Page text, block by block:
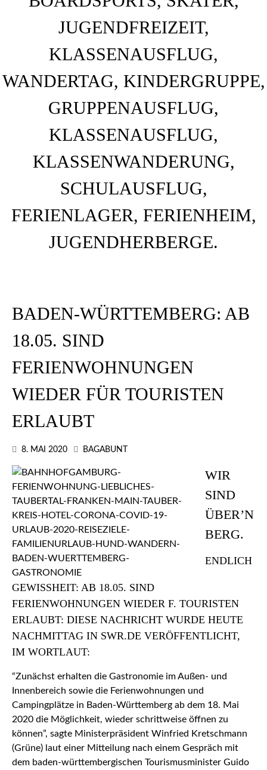
BAHNHOF GAMBURG
Ferienwohnung und Eventsaal im Taubertal
BADEN-WÜRTTEMBERG: AB
18.05. SIND
FERIENWOHNUNGEN
WIEDER FÜR TOURISTEN
ERLAUBT
8. MAI 2020 BAGABUNT
WIR
SIND
ÜBER’N
BERG.
ENDLICH
GEWISSHEIT: AB 18.05. SIND
FERIENWOHNUNGEN WIEDER F. TOURISTEN
ERLAUBT: DIESE NACHRICHT WURDE HEUTE
NACHMITTAG IN SWR.DE VERÖFFENTLICHT,
IM WORTLAUT:
“Zunächst erhalten die Gastronomie im Außen- und
Innenbereich sowie die Ferienwohnungen und
Campingplätze in Baden-Württemberg ab dem 18. Mai
2020 die Möglichkeit, wieder schrittweise öffnen zu
können”, sagte Ministerpräsident Winfried Kretschmann
(Grüne) laut einer Mitteilung nach einem Gespräch mit
dem baden-württembergischen Tourismusminister Guido